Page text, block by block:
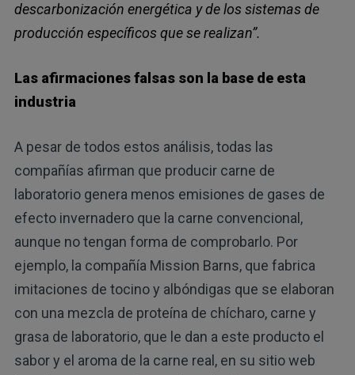
descarbonización energética y de los sistemas de
producción específicos que se realizan”.
Las afirmaciones falsas son la base de esta
industria
A pesar de todos estos análisis, todas las
compañías afirman que producir carne de
laboratorio genera menos emisiones de gases de
efecto invernadero que la carne convencional,
aunque no tengan forma de comprobarlo. Por
ejemplo, la compañía Mission Barns, que fabrica
imitaciones de tocino y albóndigas que se elaboran
con una mezcla de proteína de chícharo, carne y
grasa de laboratorio, que le dan a este producto el
sabor y el aroma de la carne real, en su sitio web